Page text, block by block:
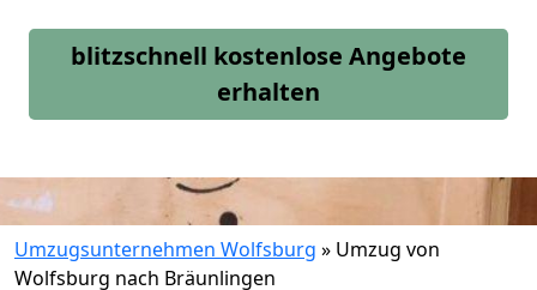
blitzschnell kostenlose Angebote
erhalten
Umzugsunternehmen Wolfsburg » Umzug von
Wolfsburg nach Bräunlingen